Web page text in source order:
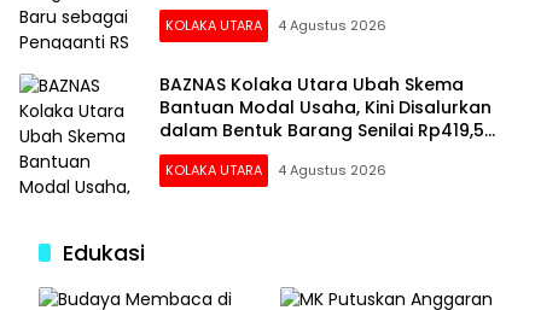
KOLAKA UTARA 4 Agustus 2026
BAZNAS Kolaka Utara Ubah Skema
Bantuan Modal Usaha, Kini Disalurkan
dalam Bentuk Barang Senilai Rp419,5
Juta
KOLAKA UTARA 4 Agustus 2026
Edukasi